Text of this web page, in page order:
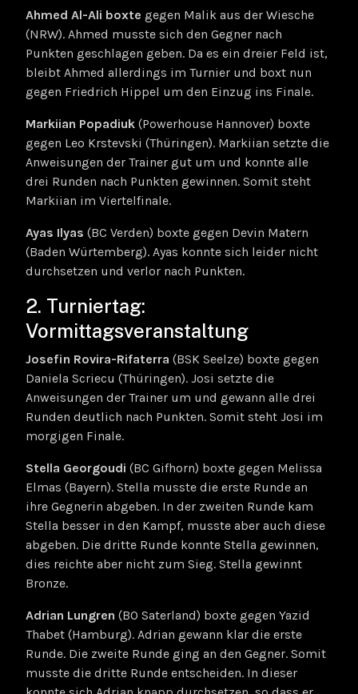
Ahmed Al-Ali boxte gegen Malik aus der Wiesche
(NRW). Ahmed musste sich den Gegner nach
Punkten geschlagen geben. Da es ein dreier Feld ist,
bleibt Ahmed allerdings im Turnier und boxt nun
gegen Friedrich Hippel um den Einzug ins Finale.
Markiian Popadiuk (Powerhouse Hannover) boxte
gegen Leo Krstevski (Thüringen). Markiian setzte die
Anweisungen der Trainer gut um und konnte alle
drei Runden nach Punkten gewinnen. Somit steht
Markiian im Viertelfinale.
Ayas Ilyas (BC Verden) boxte gegen Devin Matern
(Baden Würtemberg). Ayas konnte sich leider nicht
durchsetzen und verlor nach Punkten.
2. Turniertag:
Vormittagsveranstaltung
Josefin Rovira-Rifaterra (BSK Seelze) boxte gegen
Daniela Scriecu (Thüringen). Josi setzte die
Anweisungen der Trainer um und gewann alle drei
Runden deutlich nach Punkten. Somit steht Josi im
morgigen Finale.
Stella Georgoudi (BC Gifhorn) boxte gegen Melissa
Elmas (Bayern). Stella musste die erste Runde an
ihre Gegnerin abgeben. In der zweiten Runde kam
Stella besser in den Kampf, musste aber auch diese
abgeben. Die dritte Runde konnte Stella gewinnen,
dies reichte aber nicht zum Sieg. Stella gewinnt
Bronze.
Adrian Lungren (BO Saterland) boxte gegen Yazid
Thabet (Hamburg). Adrian gewann klar die erste
Runde. Die zweite Runde ging an den Gegner. Somit
musste die dritte Runde entscheiden. In dieser